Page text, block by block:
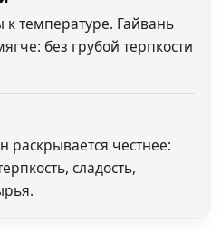
к температуре. Гайвань
без грубой терпкости
честнее:
сладость,